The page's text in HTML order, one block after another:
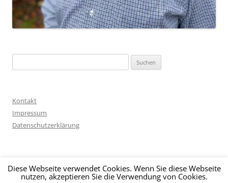
nach:
Kontakt
Impressum
Datenschutzerklärung
Diese Webseite verwendet Cookies. Wenn Sie diese Webseite
nutzen, akzeptieren Sie die Verwendung von Cookies.